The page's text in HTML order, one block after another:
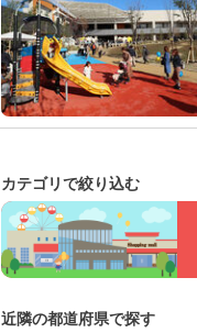
カテゴリで絞り込む
近隣の都道府県で探す